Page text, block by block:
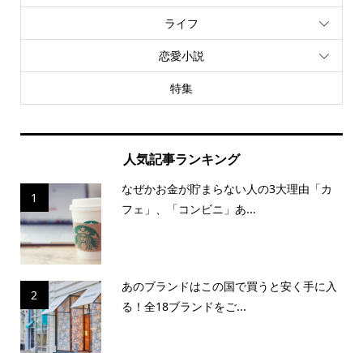
ライフ
恋愛小説
特集
人気記事ランキング
1
なぜかお金が貯まらない人の3大理由「カ
フェ」、「コンビニ」あ...
2
あのブランドはこの国で買うと安く手に入
る！全18ブランドをご...